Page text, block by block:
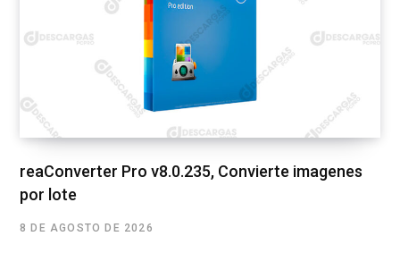
reaConverter Pro v8.0.235, Convierte imagenes
por lote
8 DE AGOSTO DE 2026